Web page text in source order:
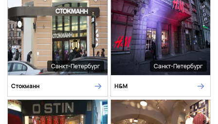
Санкт-Петербург
Стокманн
Санкт-Петербург
H&M